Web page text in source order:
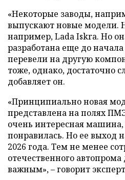
«Некоторые заводы,
выпускают новые модели.
например, Lada Iskra. Но
разработана еще до начала
перевели на другую
тоже, однако, достаточно
добавляет он.
«Принципиально новая
представлена на полях
очень интересная
понравилась. Но ее выход
2026 года. Тем не менее
отечественного автопрома
важным», – говорит